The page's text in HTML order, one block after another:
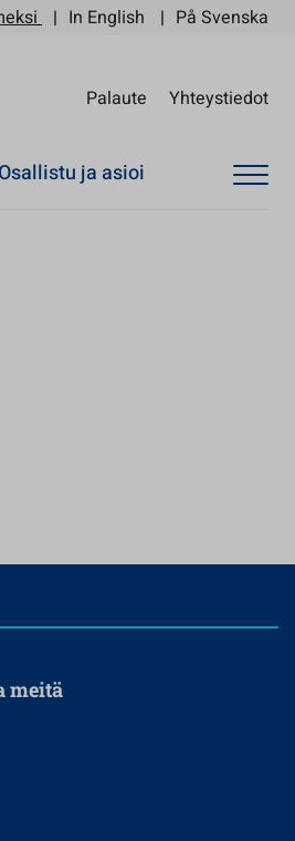
In English På Svenska
Palaute Yhteystiedot
Osallistu ja asioi
meitä